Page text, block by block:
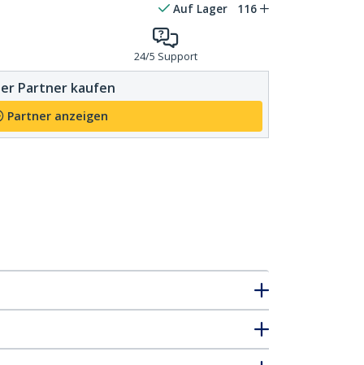
Auf Lager 116
24/5 Support
Partner kaufen
Partner anzeigen